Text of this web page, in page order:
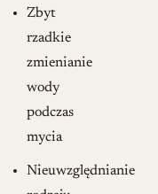
Zbyt
rzadkie
zmienianie
wody
podczas
mycia
Nieuwzględnianie